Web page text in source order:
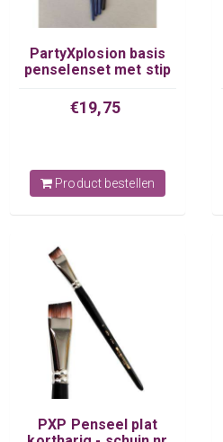
PartyXplosion basis
penselenset met stip
€19,75
Product bestellen
PXP Penseel plat